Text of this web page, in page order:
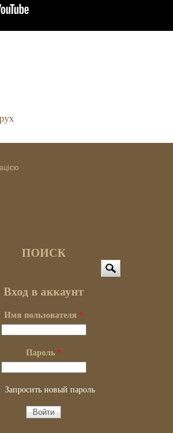
ПОИСК
Поиск
Вход в аккаунт
Имя пользователя *
Пароль *
Запросить новый пароль